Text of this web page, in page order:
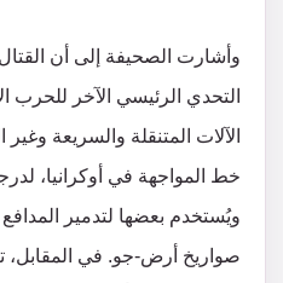
وأشارت الصحيفة إلى أن
التحدي الرئيسي الآخر للحرب
خط المواجهة في أوكرانيا،
ويُستخدم بعضها لتدمير
صواريخ أرض-جو. في المقابل،